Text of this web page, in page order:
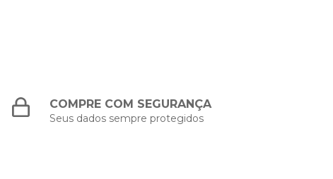
COMPRE COM SEGURANÇA
Seus dados sempre protegidos